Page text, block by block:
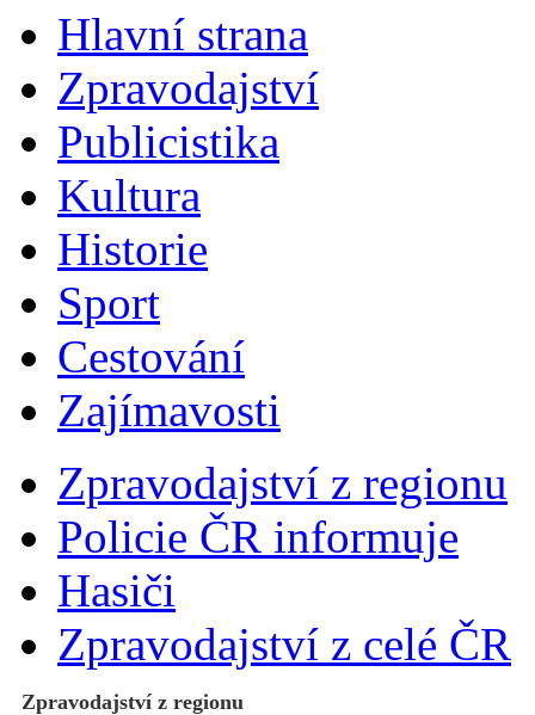
Hlavní strana
Zpravodajství
Publicistika
Kultura
Historie
Sport
Cestování
Zajímavosti
Zpravodajství z regionu
Policie ČR informuje
Hasiči
Zpravodajství z celé ČR
Zpravodajství z regionu